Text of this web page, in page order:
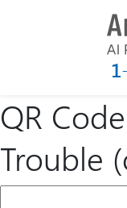
QR
Trouble